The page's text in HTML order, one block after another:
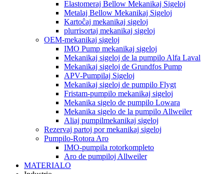
Elastomeraj Bellow Mekanikaj Sigeloj
Metalaj Bellow Mekanikaj Sigeloj
Kartoĉaj mekanikaj sigeloj
plurrisortaj mekanikaj sigeloj
OEM-mekanikaj sigeloj
IMO Pump mekanikaj sigeloj
Mekanikaj sigeloj de la pumpilo Alfa Laval
Mekanikaj sigeloj de Grundfos Pump
APV-Pumpilaj Sigeloj
Mekanikaj sigeloj de pumpilo Flygt
Fristam-pumpilo mekanikaj sigeloj
Mekanika sigelo de pumpilo Lowara
Mekanika sigelo de la pumpilo Allweiler
Aliaj pumpilmekanikaj sigeloj
Rezervaj partoj por mekanikaj sigeloj
Pumpilo-Rotora Aro
IMO-pumpila rotorkompleto
Aro de pumpiloj Allweiler
MATERIALO